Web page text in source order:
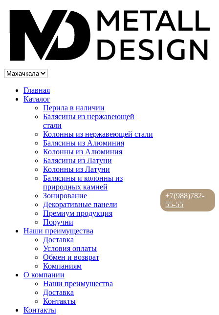
Главная
Каталог
Перила в наличии
Балясины из нержавеющей
стали
Колонны из нержавеющей стали
Балясины из Алюминия
Колонны из Алюминия
Балясины из Латуни
Колонны из Латуни
Балясины и колонны из
природных камней
Зонирование
Декоративные панели
Премиум продукция
Поручни
Наши преимущества
Доставка
Условия оплаты
Обмен и возврат
Компаниям
О компании
Наши преимущества
Доставка
Контакты
Контакты
+7(988)782-
55-55